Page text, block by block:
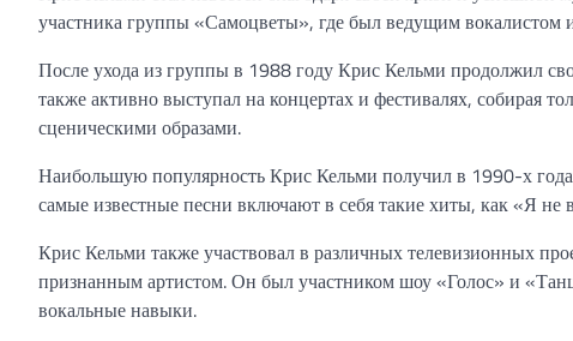
участника группы «Самоцветы», где был ведущим вокалистом
После ухода из группы в 1988 году Крис Кельми продолжил
также активно выступал на концертах и фестивалях, собирая
сценическими образами.
Наибольшую популярность Крис Кельми получил в 1990-х
самые известные песни включают в себя такие хиты, как «Я
Крис Кельми также участвовал в различных телевизионных
признанным артистом. Он был участником шоу «Голос» и
вокальные навыки.